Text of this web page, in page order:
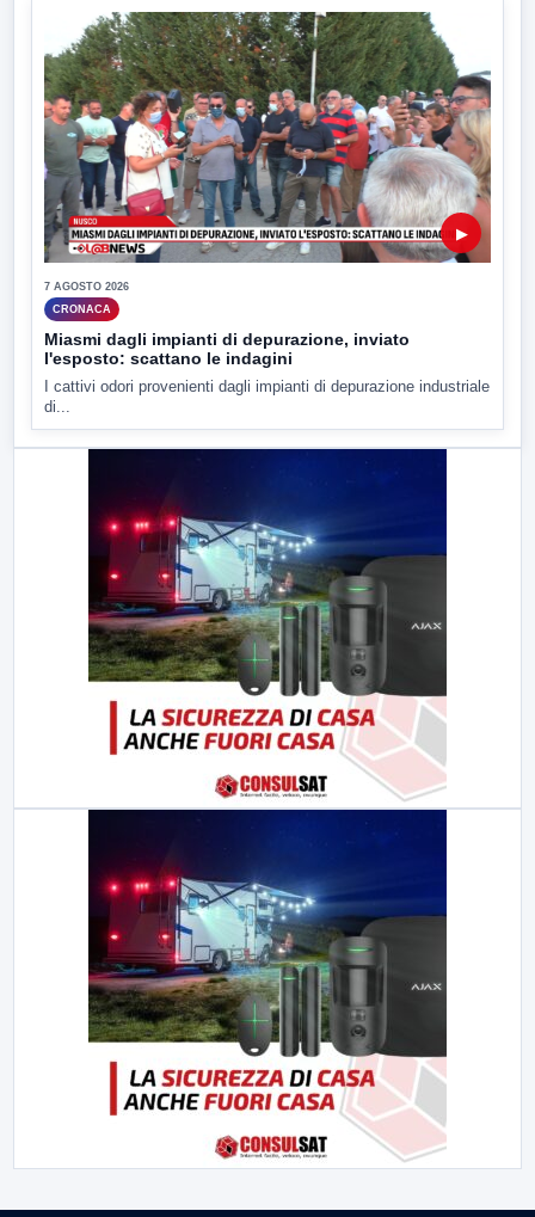
▶
7 AGOSTO 2026
CRONACA
Miasmi dagli impianti di depurazione, inviato
l'esposto: scattano le indagini
I cattivi odori provenienti dagli impianti di depurazione industriale
di...